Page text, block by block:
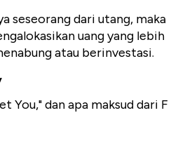
seseorang dari utang, maka
uang yang lebih
atau berinvestasi.
You," dan apa maksud dari F